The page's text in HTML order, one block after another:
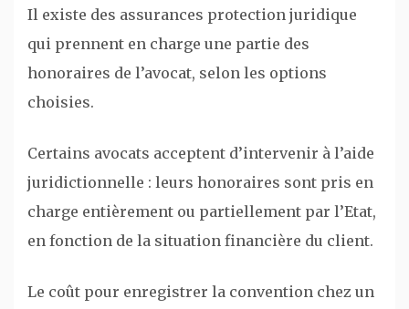
Il existe des assurances protection juridique
qui prennent en charge une partie des
honoraires de l’avocat, selon les options
choisies.
Certains avocats acceptent d’intervenir à l’aide
juridictionnelle : leurs honoraires sont pris en
charge entièrement ou partiellement par l’Etat,
en fonction de la situation financière du client.
Le coût pour enregistrer la convention chez un